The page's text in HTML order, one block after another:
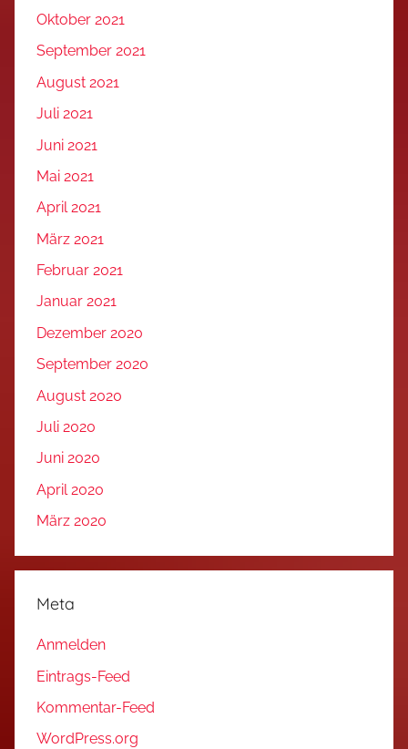
Oktober 2021
September 2021
August 2021
Juli 2021
Juni 2021
Mai 2021
April 2021
März 2021
Februar 2021
Januar 2021
Dezember 2020
September 2020
August 2020
Juli 2020
Juni 2020
April 2020
März 2020
Meta
Anmelden
Eintrags-Feed
Kommentar-Feed
WordPress.org